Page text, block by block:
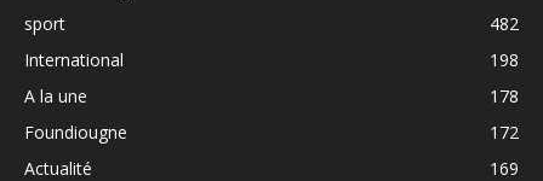
sport
482
International
198
A la une
178
Foundiougne
172
Actualité
169